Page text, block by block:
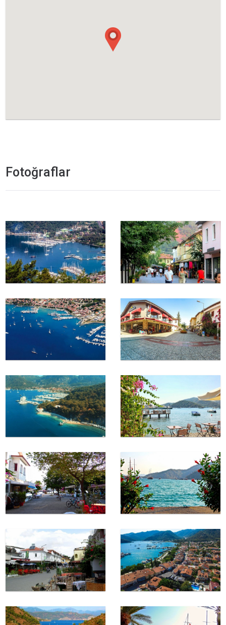
Fotoğraflar